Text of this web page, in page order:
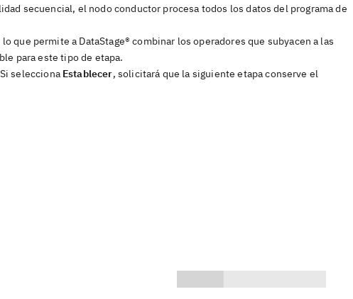
secuencial, el nodo conductor procesa todos los datos del programa de
que permite a DataStage® combinar los operadores que subyacen a las
para este tipo de etapa.
selecciona Establecer, solicitará que la siguiente etapa conserve el